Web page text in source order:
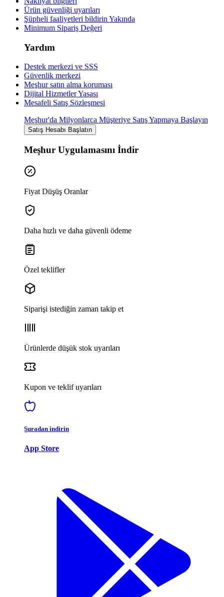
Ürün güvenliği uyarıları
Şüpheli faaliyetleri bildirin Yakında
Minimum Sipariş Değeri
Yardım
Destek merkezi ve SSS
Güvenlik merkezi
Meşhur satın alma koruması
Dijital Hizmetler Yasası
Mesafeli Satış Sözleşmesi
Meşhur'da Milyonlarca Müşteriye Satış Yapmaya Başlayın
Satış Hesabı Başlatın
Meşhur Uygulamasını İndir
Fiyat Düşüş Oranlar
Daha hızlı ve daha güvenli ödeme
Özel teklifler
Siparişi istediğin zaman takip et
Ürünlerde düşük stok uyarıları
Kupon ve teklif uyarıları
Şuradan indirin
App Store